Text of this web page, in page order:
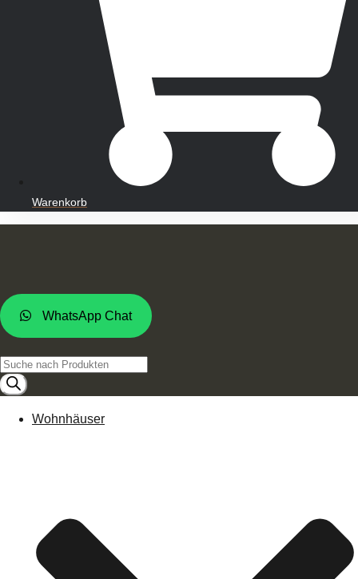
Warenkorb
WhatsApp Chat
Products
search
Wohnhäuser